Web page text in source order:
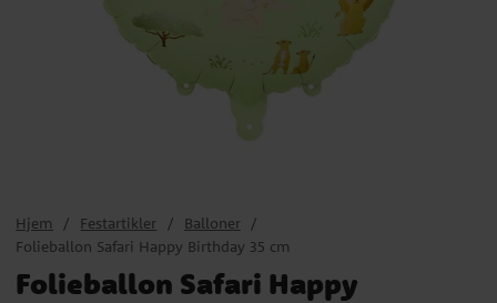
Hjem Festartikler
Balloner
Folieballon Safari Happy Birthday 35 cm
Folieballon Safari Happy